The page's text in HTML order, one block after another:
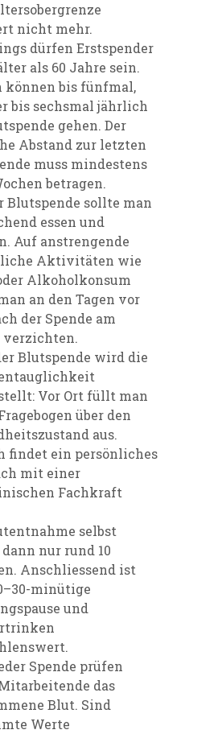
nicht mehr.
dürfen Erstspender
als 60 Jahre sein.
können bis fünfmal,
bis sechsmal jährlich
gehen. Der
Abstand zur letzten
muss mindestens
betragen.
Blutspende sollte man
essen und
Auf anstrengende
Aktivitäten wie
Alkoholkonsum
an den Tagen vor
der Spende am
verzichten.
Blutspende wird die
Vor Ort füllt man
über den
aus.
findet ein persönliches
mit einer
Fachkraft
selbst
nur rund 10
Anschliessend ist
minütige
und
Spende prüfen
das
Blut. Sind
Werte